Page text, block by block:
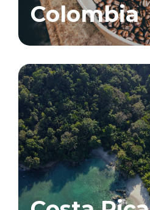
Colombia